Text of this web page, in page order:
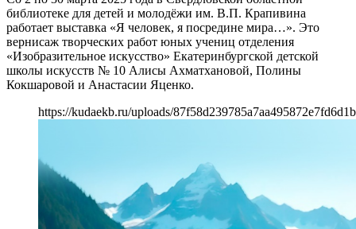
библиотеке для детей и молодёжи им. В.П. Крапивина
работает выставка «Я человек, я посредине мира…». Это
вернисаж творческих работ юных учениц отделения
«Изобразительное искусство» Екатеринбургской детской
школы искусств № 10 Алисы Ахматхановой, Полины
Кокшаровой и Анастасии Яценко.
https://kudaekb.ru/uploads/